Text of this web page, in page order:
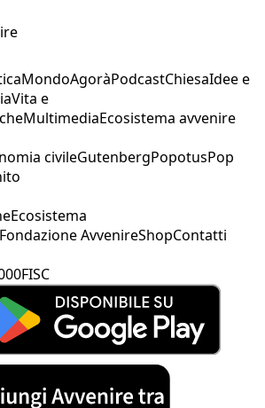
MondoAgoràPodcastChiesaIdee e
Vita e
MultimediaEcosistema avvenire
civileGutenbergPopotusPop
Ecosistema
Fondazione AvvenireShopContatti
FISC